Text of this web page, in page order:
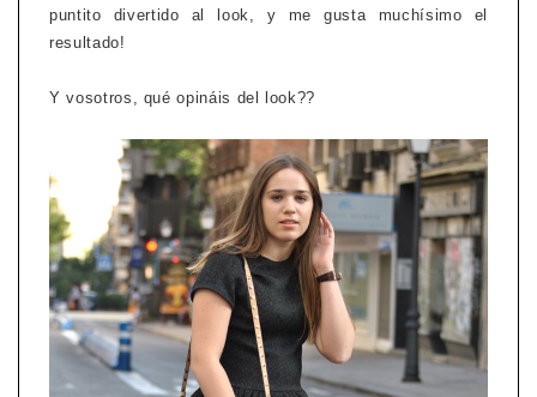
puntito divertido al look, y me gusta muchísimo el
resultado!
Y vosotros, qué opináis del look??